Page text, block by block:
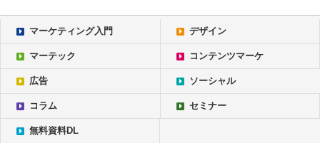
マーケティング入門 デザイン
マーテック コンテンツマーケ
広告 ソーシャル
コラム セミナー
無料資料DL